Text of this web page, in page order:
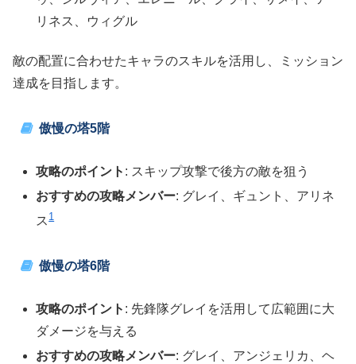
リネス、ウィグル
敵の配置に合わせたキャラのスキルを活用し、ミッション
達成を目指します。
傲慢の塔5階
攻略のポイント : スキップ攻撃で後方の敵を狙う
おすすめの攻略メンバー: グレイ、ギュント、アリネ
ス​1
傲慢の塔6階
攻略のポイント : 先鋒隊グレイを活用して広範囲に大
ダメージを与える
おすすめの攻略メンバー: グレイ、アンジェリカ、ヘ